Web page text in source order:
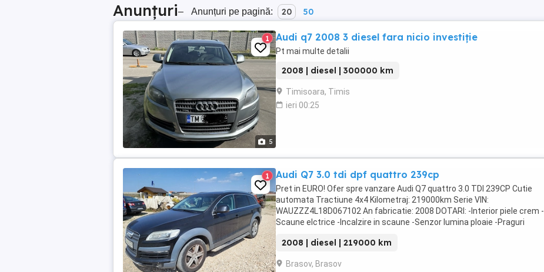
Anunțuri– Anunțuri pe pagină: 20 50
5
1 Audi q7 2008 3 diesel fara nicio investiție
Pt mai multe detalii
2008 | diesel | 300000 km
Timisoara, Timis
ieri 00:25
1 Audi Q7 3.0 tdi dpf quattro 239cp
Pret in EURO! Ofer spre vanzare Audi Q7 quattro 3.0 TDI 239CP Cutie
automata Tractiune 4x4 Kilometraj: 219000km Serie VIN:
WAUZZZ4L18D067102 An fabricatie: 2008 DOTARI: -Interior piele crem -
Scaune elctrice -Incalzire in scaune -Senzor lumina ploaie -Praguri
2008 | diesel | 219000 km
Brasov, Brasov